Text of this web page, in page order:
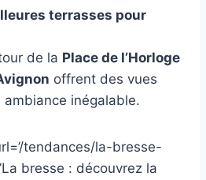
terrasses pour
de la Place de l’Horloge
offrent des vues
inégalable.
tendances/la-bresse-
bresse : découvrez la